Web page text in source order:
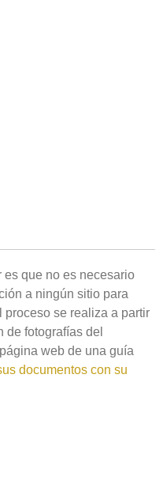
es que no es necesario
a ningún sitio para
se realiza a partir
fotografías del
web de una guía
documentos con su